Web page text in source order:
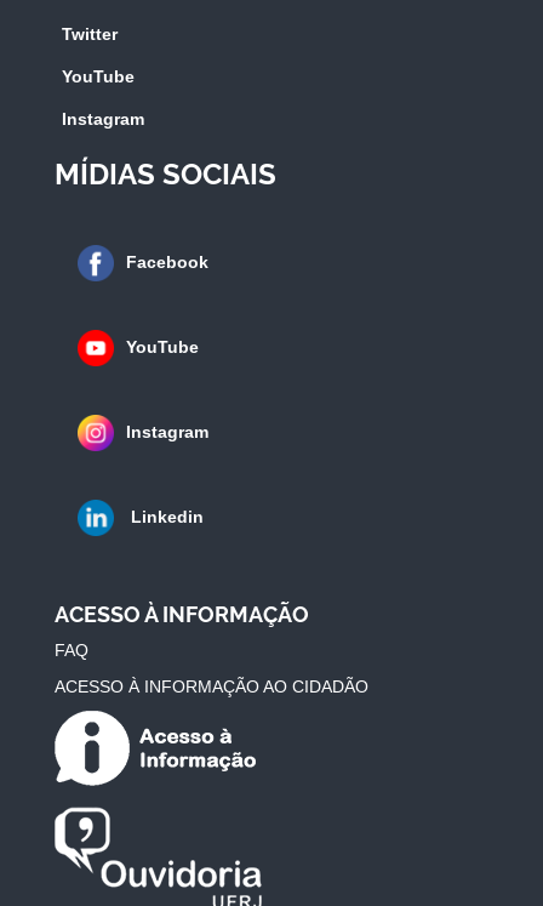
Twitter
YouTube
Instagram
MÍDIAS SOCIAIS
Facebook
YouTube
Instagram
Linkedin
ACESSO À INFORMAÇÃO
FAQ
ACESSO À INFORMAÇÃO AO CIDADÃO